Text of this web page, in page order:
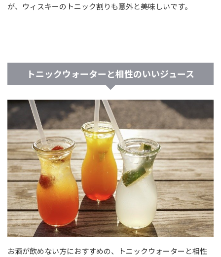
が、ウィスキーのトニック割りも意外と美味しいです。
トニックウォーターと相性のいいジュース
お酒が飲めない方におすすめの、トニックウォーターと相性